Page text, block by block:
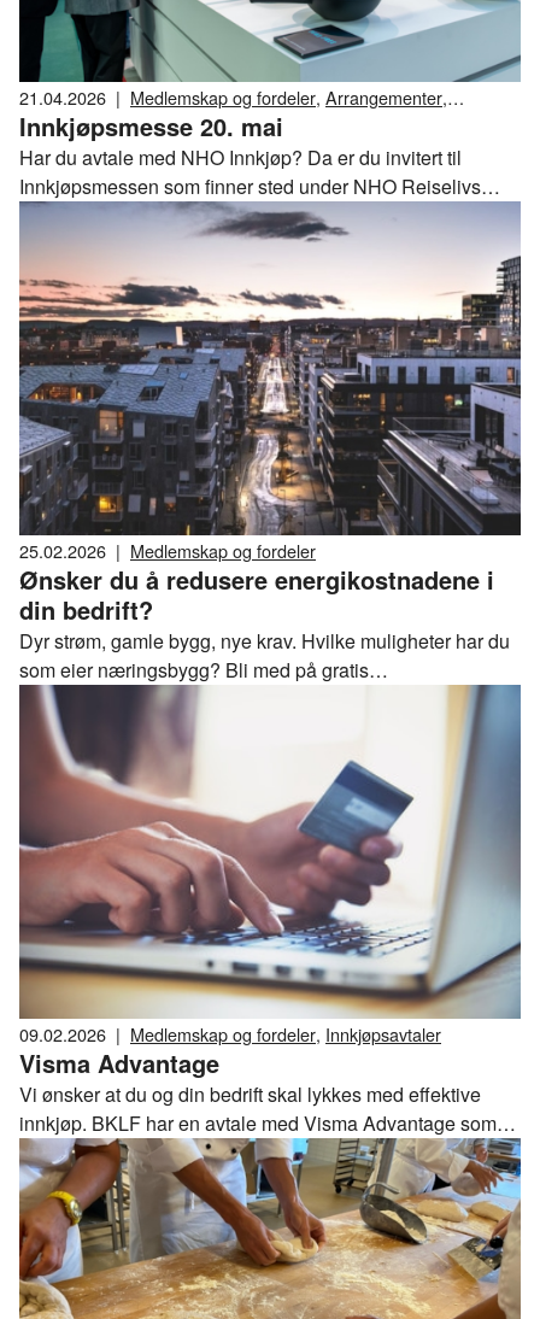
21.04.2026 | Medlemskap og fordeler, Arrangementer,
Innkjøpsavtaler
Innkjøpsmesse 20. mai
Har du avtale med NHO Innkjøp? Da er du invitert til
Innkjøpsmessen som finner sted under NHO Reiselivs
årskonferanse på Clarion the Hub 20. mai 2026.
25.02.2026 | Medlemskap og fordeler
Ønsker du å redusere energikostnadene i
din bedrift?
Dyr strøm, gamle bygg, nye krav. Hvilke muligheter har du
som eier næringsbygg? Bli med på gratis
informasjonswebinar med Energihuset den 11. mars.
09.02.2026 | Medlemskap og fordeler, Innkjøpsavtaler
Visma Advantage
Vi ønsker at du og din bedrift skal lykkes med effektive
innkjøp. BKLF har en avtale med Visma Advantage som
gir deg tilgang til markedets beste innkjøpsavtaler.